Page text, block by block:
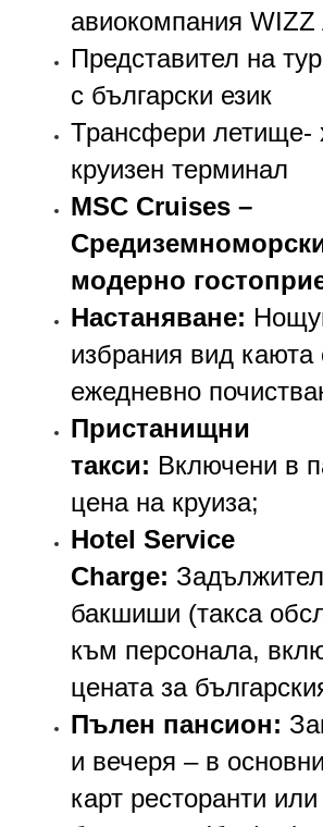
авиокомпания WIZZ
Представител на
с български език
Трансфери летище-
круизен терминал
MSC Cruises –
модерно
Настаняване:
избрания вид каюта
ежедневно
Пристанищни
такси: Включени в
цена на круиза;
Hotel Service
Charge:
бакшиши (такса
към персонала,
цената за
Пълен пансион:
и вечеря – в
карт ресторанти